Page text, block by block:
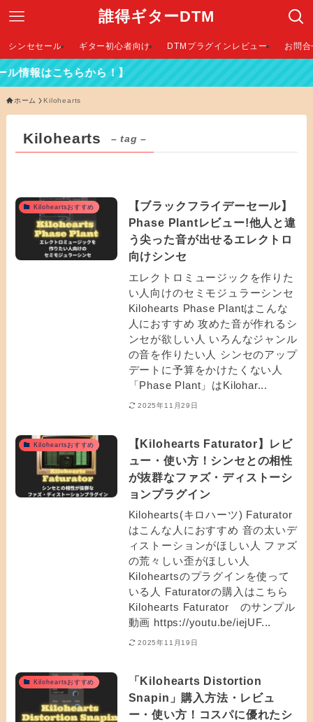
誰得ギターDTM
シンセセール ギター初心者向け DTMプラグインレビュー お問
はこちらから！】
ホーム Kilohearts
Kilohearts – tag –
Kiloheartsおすすめ
【ブラックフライデーセール】
Phase Plantレビュー!他人と違
う尖った音が出せるエレクトロ
向けシンセ
エレクトロミュージックを作りた
い人向けのセミモジュラーシンセ
Kilohearts Phase Plantはこんな
人におすすめ 攻めた音が作れるシ
ンセが欲しい人 いろんなジャンル
の音を作りたい人 シンセのアップ
デートに予算をかけたくない人
「Phase Plant」はKilohar...
2025年11月29日
Kiloheartsおすすめ
【Kilohearts Faturator】レビ
ュー・使い方！シンセとの相性
が抜群なファズ・ディストーシ
ョンプラグイン
Kilohearts(キロハーツ) Faturator
はこんな人におすすめ 音の太いデ
ィストーションがほしい人 ファズ
の荒々しい歪がほしい人
Kiloheartsのプラグインを使って
いる人 Faturatorの購入はこちら
Kilohearts Faturator のサンプル
動画 https://youtu.be/iejUF...
2025年11月19日
Kiloheartsおすすめ
「Kilohearts Distortion
Snapin」購入方法・レビュ
ー・使い方！コスパに優れたシ